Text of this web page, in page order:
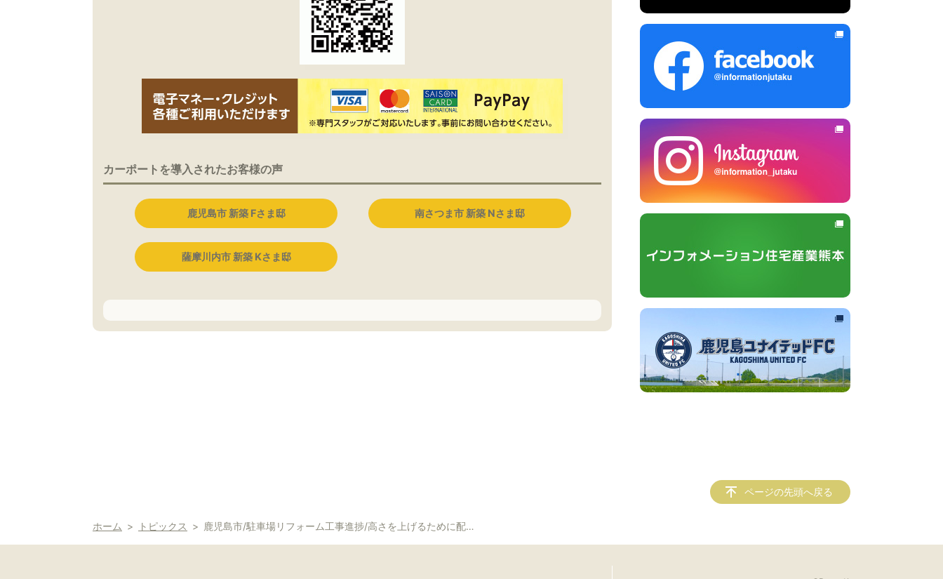
カーポートを導入されたお客様の声
鹿児島市 新築 Fさま邸 南さつま市 新築 Nさま邸
薩摩川内市 新築 Kさま邸
ページの先頭へ戻る
ホーム トピックス 鹿児島市/駐車場リフォーム工事進捗/高さを上げるために配筋してコンクリートを打設します！